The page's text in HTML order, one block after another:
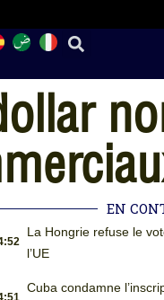
EN
La Hongrie refuse le
l’UE
Cuba condamne